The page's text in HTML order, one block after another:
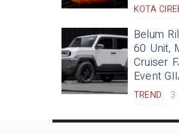
KOTA
Belum
60 Unit,
Cruiser
Event
TREND 3